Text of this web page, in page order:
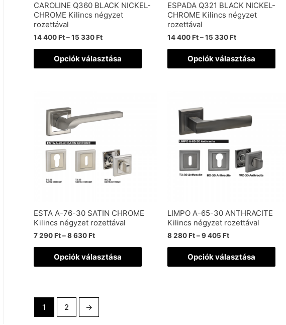
CAROLINE Q360 BLACK NICKEL-
CHROME Kilincs négyzet
rozettával
14 400Ft–15 330Ft
Opciók választása
ESPADA Q321 BLACK NICKEL-
CHROME Kilincs négyzet
rozettával
14 400Ft–15 330Ft
Opciók választása
ESTA A-76-30 SATIN CHROME
Kilincs négyzet rozettával
7 290Ft–8 630Ft
Opciók választása
LIMPO A-65-30 ANTHRACITE
Kilincs négyzet rozettával
8 280Ft–9 405 Ft
Opciók választása
1 2 →